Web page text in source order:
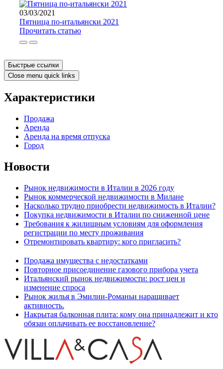
03/03/2021
Пятница по-итальянски 2021
Прочитать статью
Быстрые ссылки
Close menu quick links
Характеристики
Продажа
Аренда
Аренда на время отпуска
Город
Новости
Рынок недвижимости в Италии в 2026 году
Рынок коммерческой недвижимости в Милане
Насколько трудно приобрести недвижимость в Италии?
Покупка недвижимости в Италии по сниженной цене
Требования к жилищным условиям для оформления
регистрации по месту проживания
Отремонтировать квартиру: кого пригласить?
Продажа имущества с недостатками
Повторное присоединение газового прибора учета
Итальянский рынок недвижимости: рост цен и
изменение спроса
Рынок жилья в Эмилии-Романьи наращивает
активность.
Накрытая балконная плита: кому она принадлежит и кто
обязан оплачивать ее восстановление?